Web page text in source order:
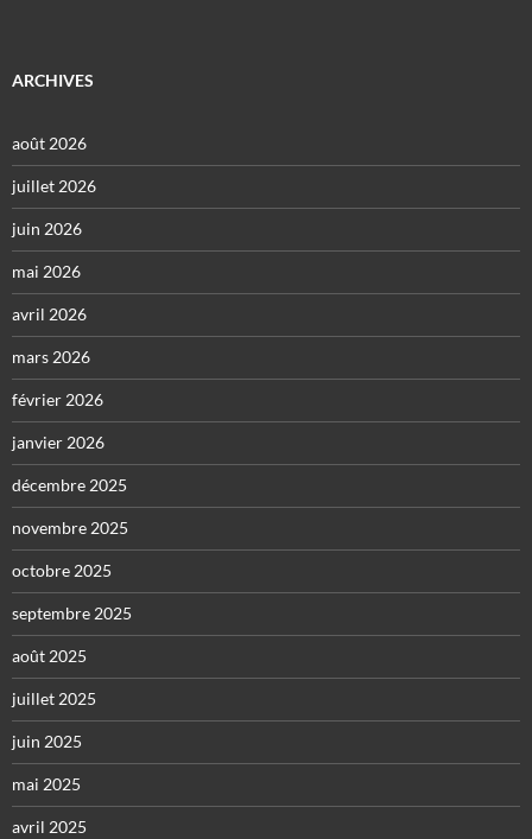
ARCHIVES
août 2026
juillet 2026
juin 2026
mai 2026
avril 2026
mars 2026
février 2026
janvier 2026
décembre 2025
novembre 2025
octobre 2025
septembre 2025
août 2025
juillet 2025
juin 2025
mai 2025
avril 2025